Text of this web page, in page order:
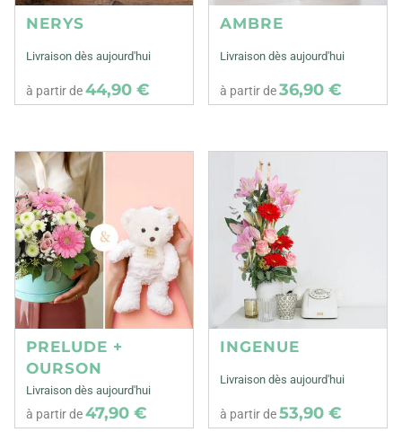
NERYS
Livraison dès aujourd'hui
à partir de44,90 €
AMBRE
Livraison dès aujourd'hui
à partir de36,90 €
PRELUDE +
OURSON
Livraison dès aujourd'hui
à partir de47,90 €
INGENUE
Livraison dès aujourd'hui
à partir de53,90 €